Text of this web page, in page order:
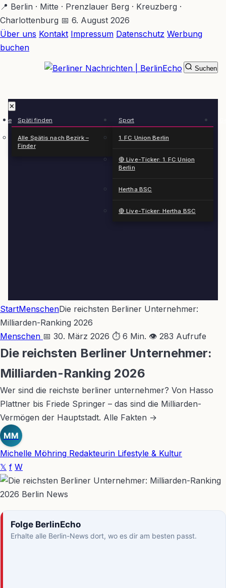
Zum
Hauptinhalt
springen
📍 Berlin · Mitte · Prenzlauer Berg · Kreuzberg ·
Charlottenburg 📅 6. August 2026
Über uns Kontakt Impressum Datenschutz Werbung
buchen
✕
Späti finden
Alle Spätis nach Bezirk –
Finder
Sport
1. FC Union Berlin
🔴 Live-Ticker: 1. FC Union
Berlin
Hertha BSC
🔴 Live-Ticker: Hertha BSC
Suchen
StartMenschenDie reichsten Berliner Unternehmer:
Milliarden-Ranking 2026
Menschen 📅 30. März 2026 ⏱ 6 Min. 👁 283 Aufrufe
Die reichsten Berliner Unternehmer:
Milliarden-Ranking 2026
Wer sind die reichste berliner unternehmer? Von Hasso
Plattner bis Friede Springer – das sind die Milliarden-
Vermögen der Hauptstadt. Alle Fakten →
MM
Michelle Möhring Redakteurin Lifestyle & Kultur
𝕏 f W
Folge BerlinEcho
Erhalte alle Berlin-News dort, wo es dir am besten passt.